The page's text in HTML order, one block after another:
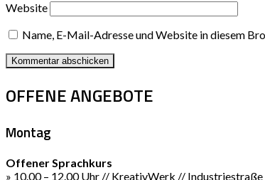
Website
Name, E-Mail-Adresse und Website in diesem
OFFENE ANGEBOTE
Montag
Offener Sprachkurs
» 10.00 – 12.00 Uhr // KreativWerk // Industriestraße